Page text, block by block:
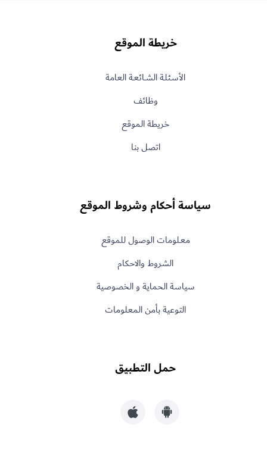
خريطة الموقع
الأسـئلـة الشــائعـة العامة
وظائف
خريطة الموقع
اتصل بنا
سياسة أحكام وشروط الموقع
معـلومات الوصول للموقع
الشروط والاحكام
سياسة الحماية و الخصوصية
التوعية بأمن المعلومات
حمل التطبيق